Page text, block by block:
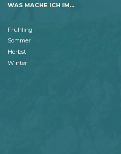
WAS MACHE ICH IM...
Frühling
Sommer
Herbst
Winter